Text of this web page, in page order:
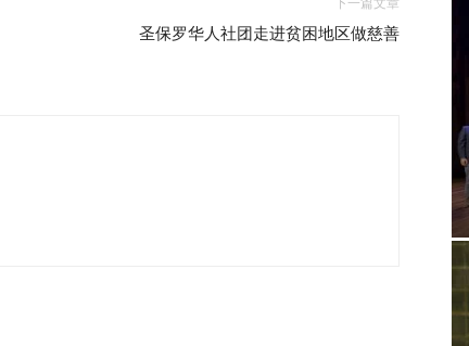
下一篇文章
圣保罗华人社团走进贫困地区做慈善